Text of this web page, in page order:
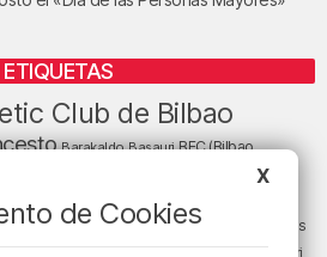
ETIQUETAS
Club de Bilbao
Barakaldo Basauri BEC (Bilbao
Bizkaia
Copa del Rey cultura
Cáritas
Egunon Bizkaia el tiempo Enkarterri
X
de Cookies